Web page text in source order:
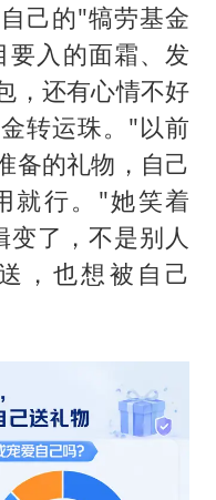
己的"犒劳基金
入的面霜、发
，还有心情不好
转运珠。"以前
备的礼物，自己
就行。"她笑着
了，不是别人
，也想被自己